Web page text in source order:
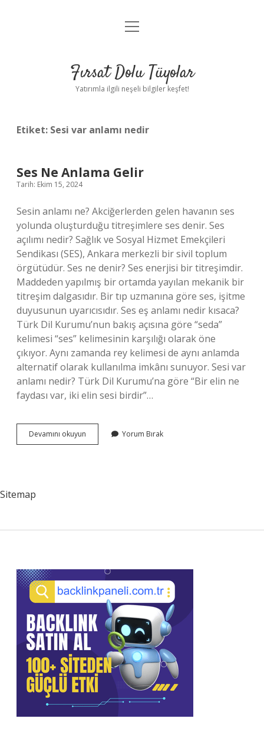
Gizlilik Politikası
Yasal Uyarı
menüyü
Fırsat Dolu Tüyolar
Yatırımla ilgili neşeli bilgiler keşfet!
Etiket: Sesi var anlamı nedir
Ses Ne Anlama Gelir
Tarih: Ekim 15, 2024
Sesin anlamı ne? Akciğerlerden gelen havanın ses
yolunda oluşturduğu titreşimlere ses denir. Ses
açılımı nedir? Sağlık ve Sosyal Hizmet Emekçileri
Sendikası (SES), Ankara merkezli bir sivil toplum
örgütüdür. Ses ne denir? Ses enerjisi bir titreşimdir.
Maddeden yapılmış bir ortamda yayılan mekanik bir
titreşim dalgasıdır. Bir tıp uzmanına göre ses, işitme
duyusunun uyarıcısıdır. Ses eş anlamı nedir kısaca?
Türk Dil Kurumu’nun bakış açısına göre “seda”
kelimesi “ses” kelimesinin karşılığı olarak öne
çıkıyor. Aynı zamanda rey kelimesi de aynı anlamda
alternatif olarak kullanılma imkânı sunuyor. Sesi var
anlamı nedir? Türk Dil Kurumu’na göre “Bir elin ne
faydası var, iki elin sesi birdir”…
Devamını okuyun
Ne
Yorum Bırak
Sitemap
Sidebar